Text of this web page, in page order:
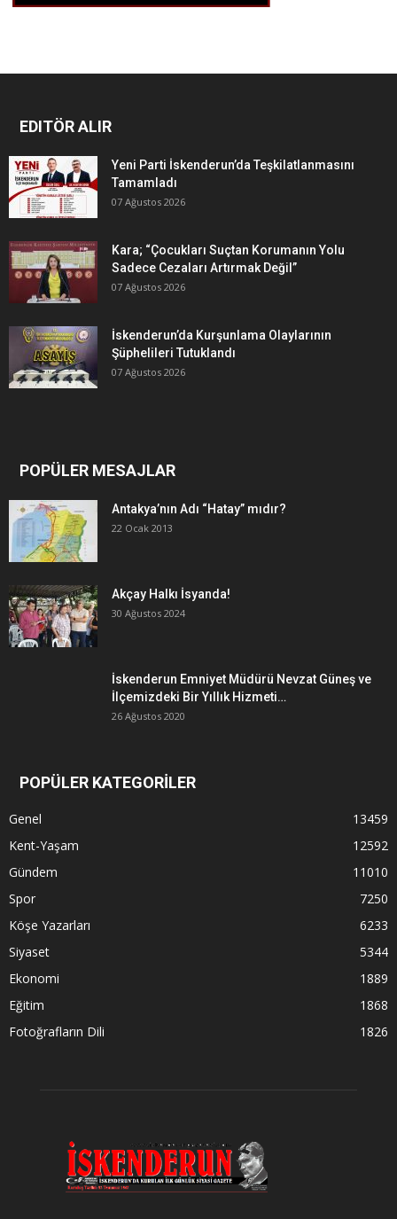
EDITÖR ALIR
Yeni Parti İskenderun’da Teşkilatlanmasını
Tamamladı
07 Ağustos 2026
Kara; “Çocukları Suçtan Korumanın Yolu
Sadece Cezaları Artırmak Değil”
07 Ağustos 2026
İskenderun’da Kurşunlama Olaylarının
Şüphelileri Tutuklandı
07 Ağustos 2026
POPÜLER MESAJLAR
Antakya’nın Adı “Hatay” mıdır?
22 Ocak 2013
Akçay Halkı İsyanda!
30 Ağustos 2024
İskenderun Emniyet Müdürü Nevzat Güneş ve
İlçemizdeki Bir Yıllık Hizmeti…
26 Ağustos 2020
POPÜLER KATEGORİLER
Genel
13459
Kent-Yaşam
12592
Gündem
11010
Spor
7250
Köşe Yazarları
6233
Siyaset
5344
Ekonomi
1889
Eğitim
1868
Fotoğrafların Dili
1826